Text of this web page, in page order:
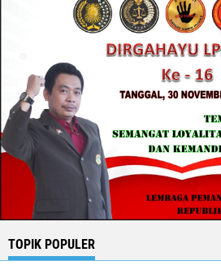
TOPIK POPULER